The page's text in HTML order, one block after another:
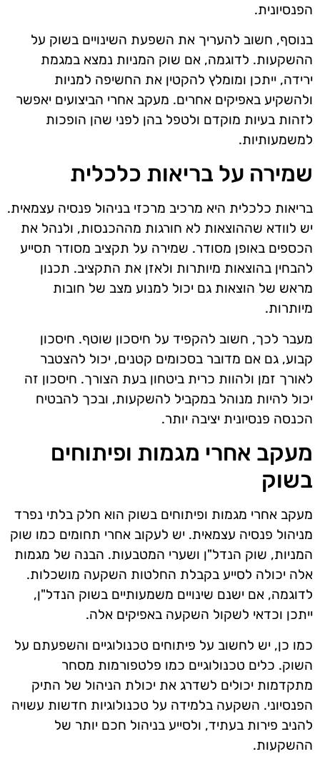
הפנסיונית.
בנוסף, חשוב להעריך את השפעת השינויים בשוק על
ההשקעות. לדוגמה, אם שוק המניות נמצא במגמת
ירידה, ייתכן ומומלץ להקטין את החשיפה למניות
ולהשקיע באפיקים אחרים. מעקב אחרי הביצועים יאפשר
לזהות בעיות מוקדם ולטפל בהן לפני שהן הופכות
למשמעותיות.
שמירה על בריאות כלכלית
בריאות כלכלית היא מרכיב מרכזי בניהול פנסיה עצמאית.
יש לוודא שההוצאות לא חורגות מההכנסות, ולנהל את
הכספים באופן מסודר. שמירה על תקציב מסודר תסייע
להבחין בהוצאות מיותרות ולאזן את התקציב. תכנון
מראש של הוצאות גם יכול למנוע מצב של חובות
מיותרות.
מעבר לכך, חשוב להקפיד על חיסכון שוטף. חיסכון
קבוע, גם אם מדובר בסכומים קטנים, יכול להצטבר
לאורך זמן ולהוות כרית ביטחון בעת הצורך. חיסכון זה
יכול להיות מנוהל במקביל להשקעות, ובכך להבטיח
הכנסה פנסיונית יציבה יותר.
מעקב אחרי מגמות ופיתוחים
בשוק
מעקב אחרי מגמות ופיתוחים בשוק הוא חלק בלתי נפרד
מניהול פנסיה עצמאית. יש לעקוב אחרי תחומים כמו שוק
המניות, שוק הנדל"ן ושערי המטבעות. הבנה של מגמות
אלה יכולה לסייע בקבלת החלטות השקעה מושכלות.
לדוגמה, אם ישנם שינויים משמעותיים בשוק הנדל"ן,
ייתכן וכדאי לשקול השקעה באפיקים אלה.
כמו כן, יש לחשוב על פיתוחים טכנולוגיים והשפעתם על
השוק. כלים טכנולוגיים כמו פלטפורמות מסחר
מתקדמות יכולים לשדרג את יכולת הניהול של התיק
הפנסיוני. השקעה בלמידה על טכנולוגיות חדשות עשויה
להניב פירות בעתיד, ולסייע בניהול חכם יותר של
ההשקעות.